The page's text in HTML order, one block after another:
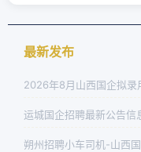
最新发布
运城国企招聘最新公告
朔州招聘小车司机-山西